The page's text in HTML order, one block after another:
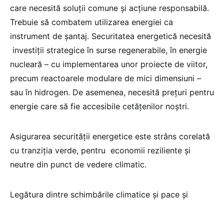
care necesită soluții comune și acțiune responsabilă.
Trebuie să combatem utilizarea energiei ca
instrument de șantaj. Securitatea energetică necesită
investiții strategice în surse regenerabile, în energie
nucleară – cu implementarea unor proiecte de viitor,
precum reactoarele modulare de mici dimensiuni –
sau în hidrogen. De asemenea, necesită prețuri pentru
energie care să fie accesibile cetățenilor noștri.
Asigurarea securității energetice este strâns corelată
cu tranziția verde, pentru economii reziliente și
neutre din punct de vedere climatic.
Legătura dintre schimbările climatice și pace și